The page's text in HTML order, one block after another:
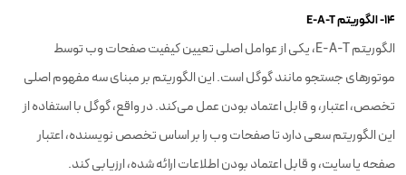
۱۴- الگوریتم E-A-T
الگوریتم E-A-T، یکی از عوامل اصلی تعیین کیفیت صفحات وب توسط
موتورهای جستجو مانند گوگل است. این الگوریتم بر مبنای سه مفهوم اصلی
تخصص، اعتبار، و قابل اعتماد بودن عمل می‌کند. در واقع، گوگل با استفاده از
این الگوریتم سعی دارد تا صفحات وب را بر اساس تخصص نویسنده، اعتبار
صفحه یا سایت، و قابل اعتماد بودن اطلاعات ارائه شده، ارزیابی کند.